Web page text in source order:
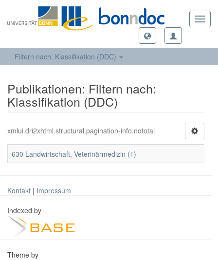
Filtern nach: Klassifikation (DDC)
Publikationen: Filtern nach:
Klassifikation (DDC)
xmlui.dri2xhtml.structural.pagination-info.nototal
630 Landwirtschaft, Veterinärmedizin (1)
Kontakt | Impressum
Indexed by
Theme by